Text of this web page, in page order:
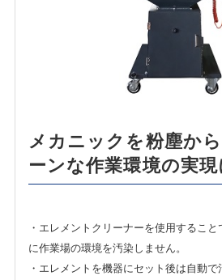
メカニックを粉塵か
ーンな作業環境の実現
・エレメントクリーナーを使用するこ
に作業場の環境を汚染しません。
・エレメントを機器にセット後は自動